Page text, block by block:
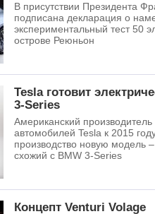
В присутствии Президента
подписана декларация о
экспериментальный тест 50
острове Реюньон
Tesla готовит
3-Series
Американский производитель
автомобилей Tesla к 2015
производство новую модель
схожий с BMW 3-Series
Концепт Venturi Volage